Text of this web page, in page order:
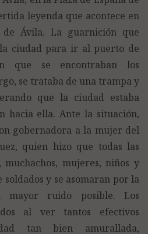
leyenda que acontece en
Ávila. La guarnición que
ciudad para ir al puerto de
que se encontraban los
se trataba de una trampa y
que la ciudad estaba
hacia ella. Ante la situación,
gobernadora a la mujer del
quien hizo que todas las
mujeres, niños y
soldados y se asomaran por la
mayor ruido posible. Los
al ver tantos efectivos
tan bien amurallada,